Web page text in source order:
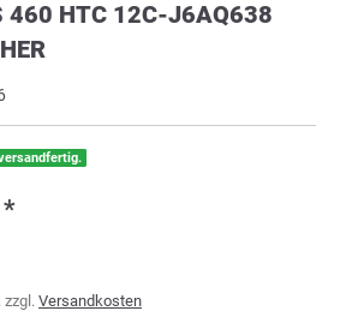
460 HTC 12C-J6AQ638
*
Versandkosten